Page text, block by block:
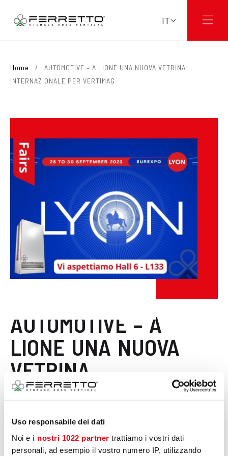
Uso responsabile dei dati
Noi e i nostri 1022 partner trattiamo i vostri dati
personali, ad esempio il vostro numero IP, utilizzando
IT
Home /
AUTOMOTIVE – A LIONE UNA NUOVA VETRINA
INTERNAZIONALE PER VERTIMAG
AUTOMOTIVE – A
LIONE UNA NUOVA
VETRINA
INTERNAZIONALE PER
VERTIMAG
18 SETTEMBRE 2023